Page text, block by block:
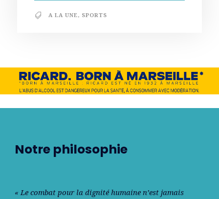
A LA UNE, SPORTS
Notre philosophie
« Le combat pour la dignité humaine n’est jamais